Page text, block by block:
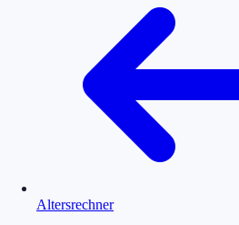
Altersrechner